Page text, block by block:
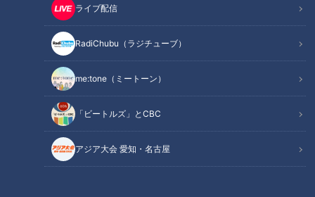
ライブ配信
RadiChubu（ラジチューブ）
me:tone（ミートーン）
「ビートルズ」とCBC
アジア大会 愛知・名古屋
吉本は、義父が来てくれたことを喜び、二人の話は自然に息子
（新郎）のことになる。「あいつ借金あるの知ってますか？」
「貴方のような綺麗な方がなんで？」と吉本が結婚を決意した
真相に迫る質問をする。しかし吉本は、「全て聞いていま
す。」「あの人の優しさが好きなんです。」と結婚を決意した
いきさつを話す。「近くに住んでいて２年くらいつき合ったん
ですが、別れることになって・・・でも離ればなれになったら
忘れられない気持ち、自分にとって大切な人なんだという気持